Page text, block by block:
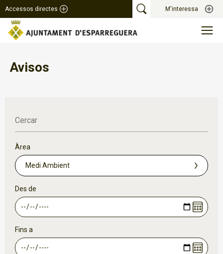
Accessos directes M'interessa
Avisos
Cercar
Àrea
Des de
Fins a